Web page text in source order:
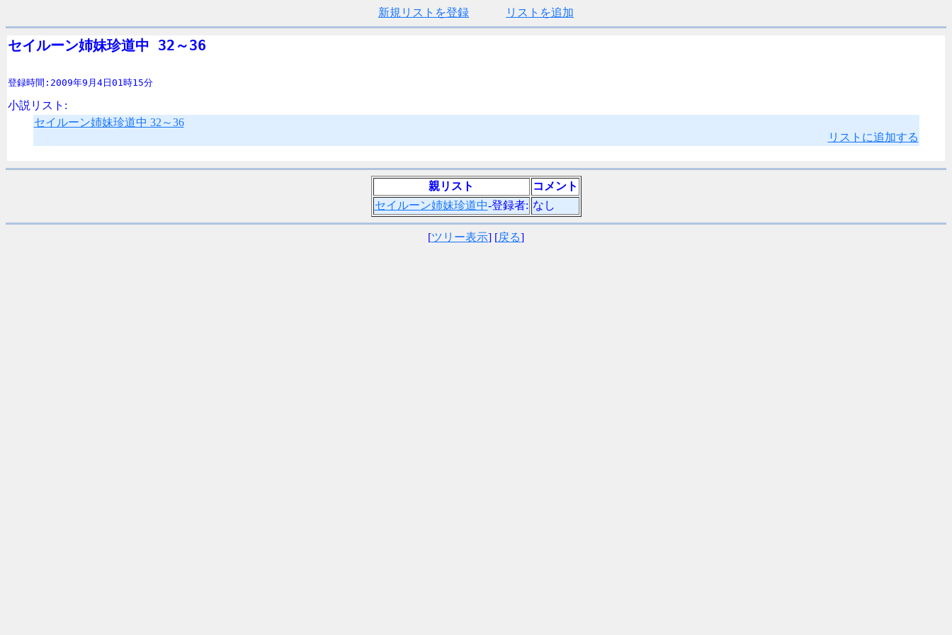
新規リストを登録 リストを追加
セイルーン姉妹珍道中 32～36
登録時間:2009年9月4日01時15分
小説リスト:
セイルーン姉妹珍道中 32～36
リストに追加する
親リスト
コメント
セイルーン姉妹珍道中-登録者: なし
[ツリー表示] [戻る]